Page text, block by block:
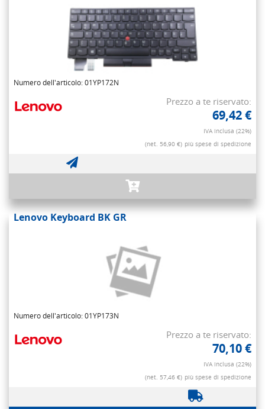
Numero dell'articolo: 01YP172N
Prezzo a te riservato:
69,42 €
IVA inclusa (22%)
(net. 56,90 €) più spese di spedizione
Lenovo Keyboard BK GR
Numero dell'articolo: 01YP173N
Prezzo a te riservato:
70,10 €
IVA inclusa (22%)
(net. 57,46 €) più spese di spedizione